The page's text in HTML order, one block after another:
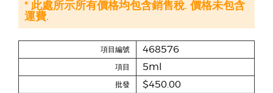
項目編號 468576
項目 5ml
批發 $450.00
* 此處所示所有價格均包含銷售稅. 價格未包含
運費.